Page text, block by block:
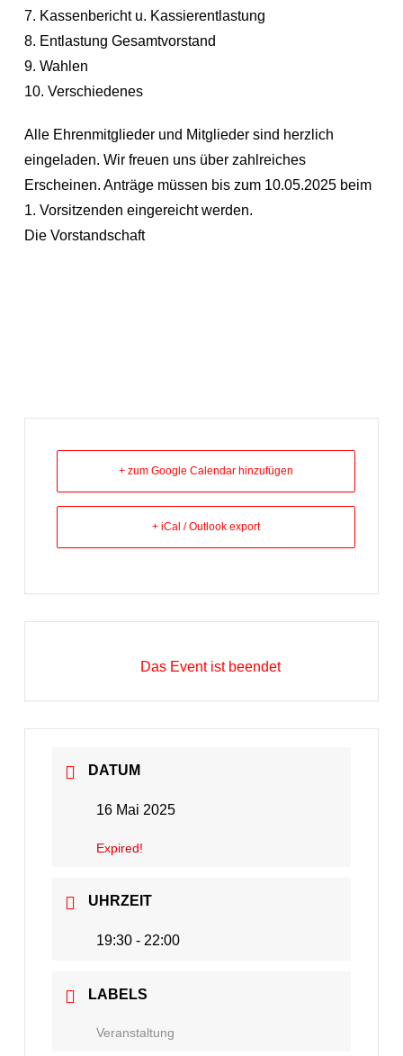
7. Kassenbericht u. Kassierentlastung
8. Entlastung Gesamtvorstand
9. Wahlen
10. Verschiedenes
Alle Ehrenmitglieder und Mitglieder sind herzlich
eingeladen. Wir freuen uns über zahlreiches
Erscheinen. Anträge müssen bis zum 10.05.2025 beim
1. Vorsitzenden eingereicht werden.
Die Vorstandschaft
+ zum Google Calendar hinzufügen
+ iCal / Outlook export
Das Event ist beendet
DATUM
16 Mai 2025
Expired!
UHRZEIT
19:30 - 22:00
LABELS
Veranstaltung